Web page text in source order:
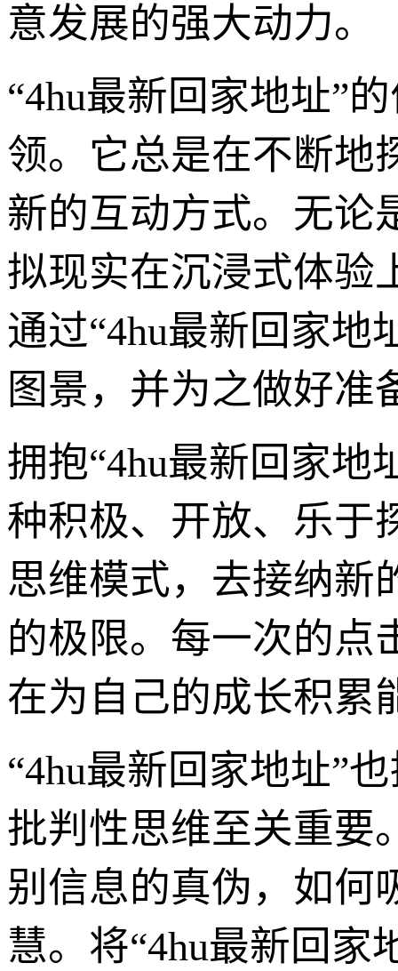
意发展的强大动力。
“4hu最新回家地址”
领。它总是在不断地
新的互动方式。无论
拟现实在沉浸式体验
通过“4hu最新回家地
图景，并为之做好准
拥抱“4hu最新回家地
种积极、开放、乐于
思维模式，去接纳新
的极限。每一次的点
在为自己的成长积累
“4hu最新回家地址”
批判性思维至关重要
别信息的真伪，如何
慧。将“4hu最新回家